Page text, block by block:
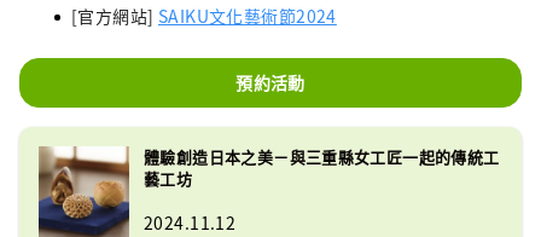
[官方網站] SAIKU文化藝術節2024
預約活動
體驗創造日本之美－與三重縣女工匠一起的傳統工
藝工坊
2024.11.12